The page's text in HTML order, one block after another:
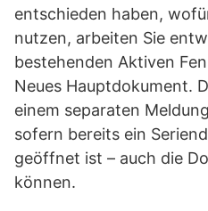
entschieden haben,
nutzen, arbeiten Sie
bestehenden Aktiven
Neues Hauptdokument.
einem separaten
sofern bereits ein
geöffnet ist – auch die
können.